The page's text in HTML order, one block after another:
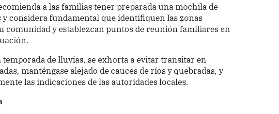
a las familias tener preparada una mochila de
y considera fundamental que identifiquen las zonas
comunidad y establezcan puntos de reunión familiares en
temporada de lluvias, se exhorta a evitar transitar en
manténgase alejado de cauces de ríos y quebradas, y
las indicaciones de las autoridades locales.